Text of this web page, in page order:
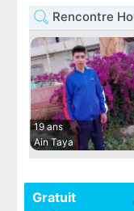
Rencontre
19 ans
Ain Taya
Gratuit